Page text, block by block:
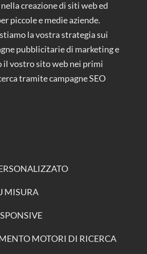
creazione di siti web ed
piccole e medie aziende.
la vostra strategia sui
pubblicitarie di marketing e
il vostro sito web nei primi
tramite campagne SEO
MISURA
MOTORI DI RICERCA